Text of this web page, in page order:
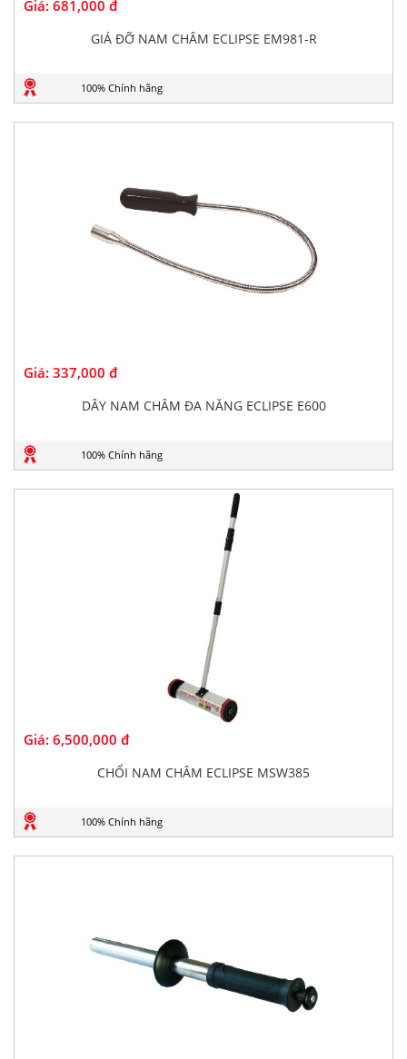
Giá: 681,000 đ
GIÁ ĐỠ NAM CHÂM ECLIPSE EM981-R
100% Chính hãng
Giá: 337,000 đ
DÂY NAM CHÂM ĐA NĂNG ECLIPSE E600
100% Chính hãng
Giá: 6,500,000 đ
CHỔI NAM CHÂM ECLIPSE MSW385
100% Chính hãng